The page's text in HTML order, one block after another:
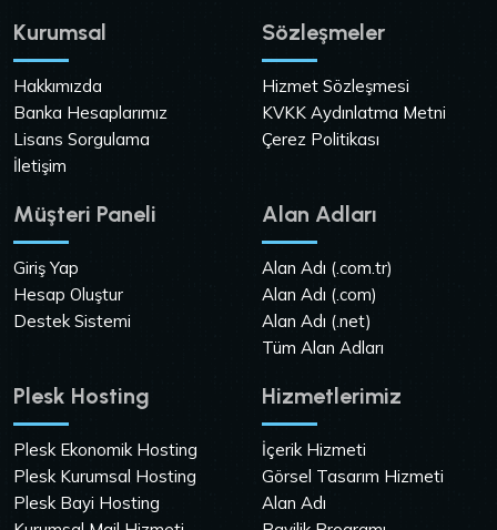
Kurumsal
Hakkımızda
Banka Hesaplarımız
Lisans Sorgulama
İletişim
Sözleşmeler
Hizmet Sözleşmesi
KVKK Aydınlatma Metni
Çerez Politikası
Müşteri Paneli
Giriş Yap
Hesap Oluştur
Destek Sistemi
Alan Adları
Alan Adı (.com.tr)
Alan Adı (.com)
Alan Adı (.net)
Tüm Alan Adları
Plesk Hosting
Plesk Ekonomik Hosting
Plesk Kurumsal Hosting
Plesk Bayi Hosting
Hizmetlerimiz
İçerik Hizmeti
Görsel Tasarım Hizmeti
Alan Adı